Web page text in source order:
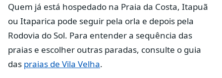
Quem já está hospedado na Praia da Costa, Itapuã
ou Itaparica pode seguir pela orla e depois pela
Rodovia do Sol. Para entender a sequência das
praias e escolher outras paradas, consulte o guia
das praias de Vila Velha.